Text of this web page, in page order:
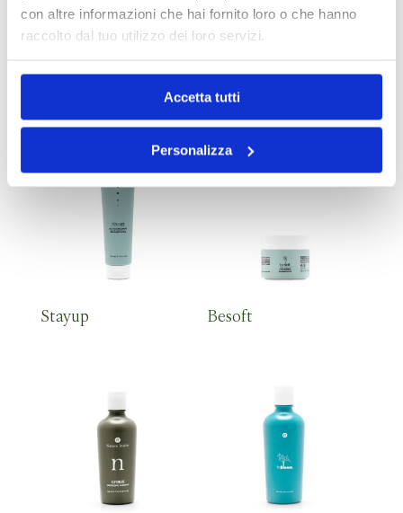
con altre informazioni che hai fornito loro o che hanno
raccolto dal tuo utilizzo dei loro servizi.
Accetta tutti
Personalizza
Lush Moisturizing
Belight
Stayup Besoft